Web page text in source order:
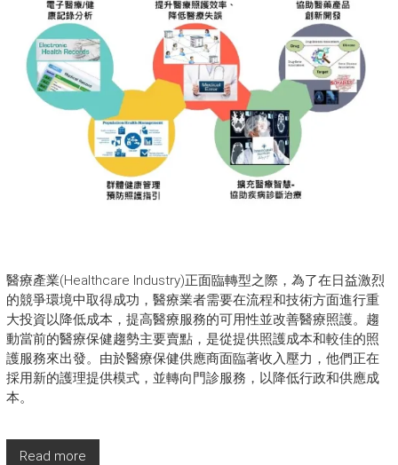
醫療產業(Healthcare Industry)正面臨轉型之際，為了在日益激烈
的競爭環境中取得成功，醫療業者需要在流程和技術方面進行重
大投資以降低成本，提高醫療服務的可用性並改善醫療照護。趨
動當前的醫療保健趨勢主要賣點，是從提供照護成本和較佳的照
護服務來出發。由於醫療保健供應商面臨著收入壓力，他們正在
採用新的護理提供模式，並轉向門診服務，以降低行政和供應成
本。
Read more